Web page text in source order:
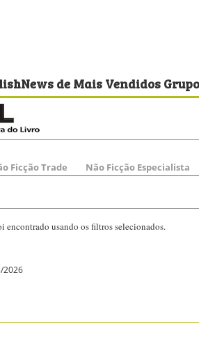
de Mais Vendidos
Ficção Trade Não Ficção Especialista
usando os filtros selecionados.
2026